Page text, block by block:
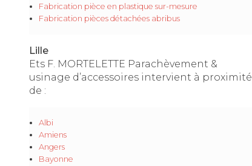
Fabrication pièce en plastique sur-mesure
Fabrication pièces détachées abribus
Lille
Ets F. MORTELETTE Parachèvement &
usinage d’accessoires intervient à proximité
de :
Albi
Amiens
Angers
Bayonne